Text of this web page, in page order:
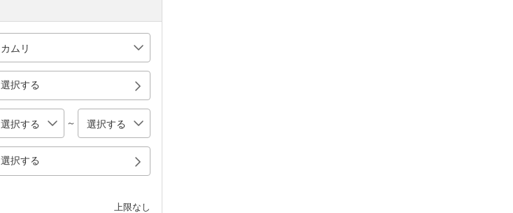
選択する
～
選択する
上限なし